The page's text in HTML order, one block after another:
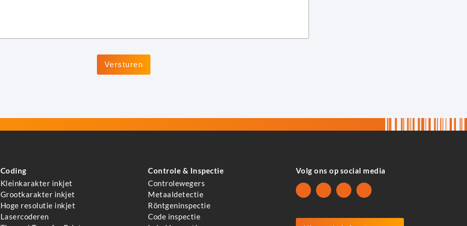
Coding
Kleinkarakter inkjet
Grootkarakter inkjet
Hoge resolutie inkjet
Lasercoderen
Controle & Inspectie
Controlewegers
Metaaldetectie
Röntgeninspectie
Code inspectie
Volg ons op social media